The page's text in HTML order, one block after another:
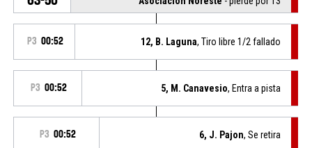
P3 00:52 12, B. Laguna, Tiro libre 1/2 fallado
P3 00:52 5, M. Canavesio, Entra a pista
P3 00:52 6, J. Pajon, Se retira